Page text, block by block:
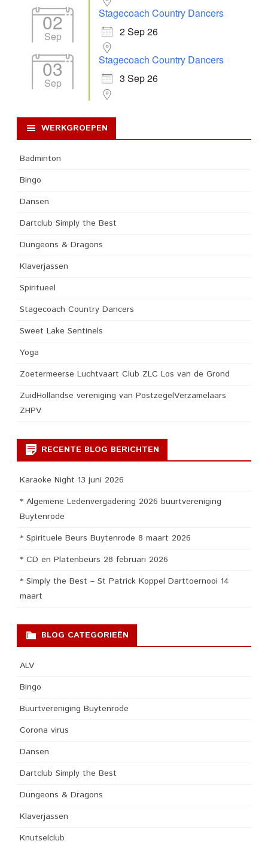
02
Sep
Stagecoach Country Dancers
2 Sep 26
03
Sep
Stagecoach Country Dancers
3 Sep 26
WERKGROEPEN
Badminton
Bingo
Dansen
Dartclub Simply the Best
Dungeons & Dragons
Klaverjassen
Spiritueel
Stagecoach Country Dancers
Sweet Lake Sentinels
Yoga
Zoetermeerse Luchtvaart Club ZLC Los van de Grond
ZuidHollandse vereniging van PostzegelVerzamelaars
ZHPV
RECENTE BLOG BERICHTEN
Karaoke Night 13 juni 2026
* Algemene Ledenvergadering 2026 buurtvereniging
Buytenrode
* Spirituele Beurs Buytenrode 8 maart 2026
* CD en Platenbeurs 28 februari 2026
* Simply the Best – St Patrick Koppel Darttoernooi 14
maart
BLOG CATEGORIEËN
ALV
Bingo
Buurtvereniging Buytenrode
Corona virus
Dansen
Dartclub Simply the Best
Dungeons & Dragons
Klaverjassen
Knutselclub